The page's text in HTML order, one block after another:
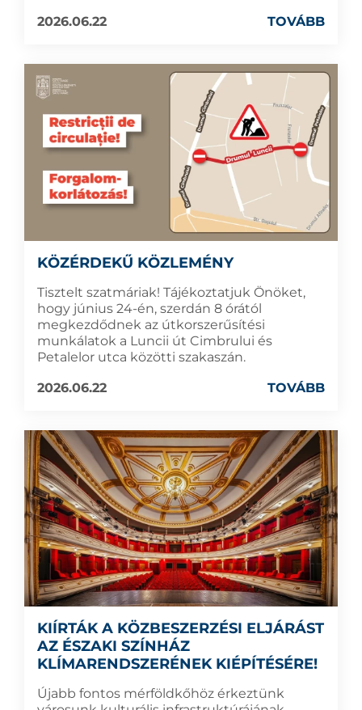
2026.06.22
TOVÁBB
KÖZÉRDEKŰ KÖZLEMÉNY
Tisztelt szatmáriak! Tájékoztatjuk Önöket,
hogy június 24-én, szerdán 8 órától
megkezdődnek az útkorszerűsítési
munkálatok a Luncii út Cimbrului és
Petalelor utca közötti szakaszán.
2026.06.22
TOVÁBB
KIÍRTÁK A KÖZBESZERZÉSI ELJÁRÁST
AZ ÉSZAKI SZÍNHÁZ
KLÍMARENDSZERÉNEK KIÉPÍTÉSÉRE!
Újabb fontos mérföldkőhöz érkeztünk